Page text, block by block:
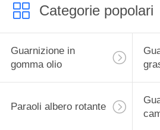
Categorie popolari
Guarnizione in
gomma olio
Paraoli albero rotante